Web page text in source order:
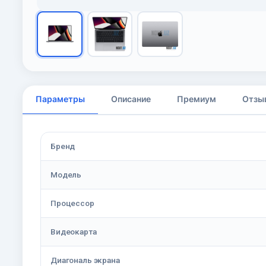
Параметры Описание Премиум
Бренд
Модель
Процессор
Видеокарта
Диагональ экрана